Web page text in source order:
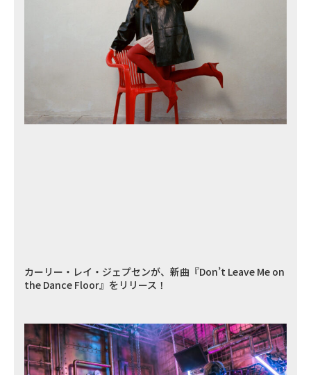
カーリー・レイ・ジェプセンが、新曲『Don’t Leave Me on
the Dance Floor』をリリース！